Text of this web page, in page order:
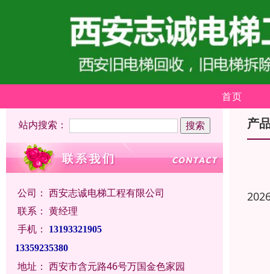
首页
站内搜索：
公司： 西安志诚电梯工程有限公司
联系： 黄经理
手机：
13193321905
13359235380
地址： 西安市含元路46号万国金色家园
产